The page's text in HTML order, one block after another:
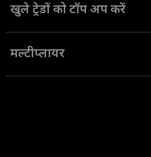
खुले ट्रेडों को टॉप अप करें
अपने खुले हुए ट्रेड में उतार-चढ़ाव के
मल्टीप्लायर
उच्च ट्रेड मूल्यों तक पहुँच पाने के लिए हमारी